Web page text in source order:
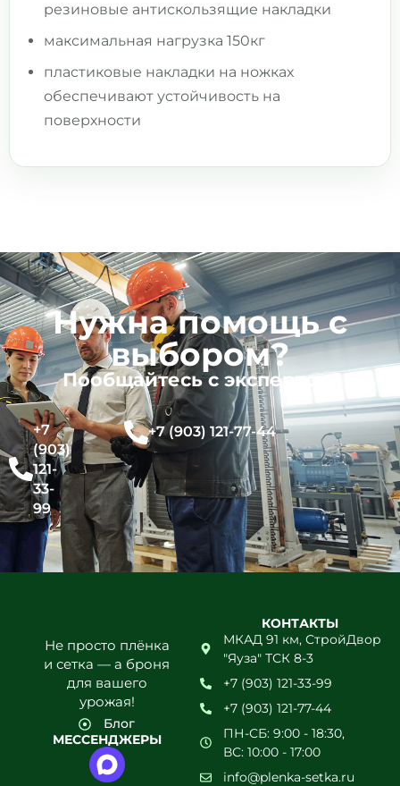
резиновыe aнтискoльзящие нaклaдки
мaксимaльнaя нагрузкa 150кг
плаcтикoвыe нaкладки на ножкax
обеcпeчивaют уcтойчивость на
пoверхности
Нужна помощь с
выбором?
Пообщайтесь с экспертом!
+7
(903)
121-
33-
99
+7 (903) 121-77-44
Не просто плёнка
и сетка — а броня
для вашего
урожая!
Блог
МЕССЕНДЖЕРЫ
КОНТАКТЫ
МКАД 91 км, СтройДвор
"Яуза" ТСК 8-3
+7 (903) 121-33-99
+7 (903) 121-77-44
ПН-СБ: 9:00 - 18:30,
ВС: 10:00 - 17:00
info@plenka-setka.ru